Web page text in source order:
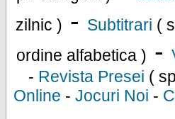
zilnic ) - Subtitrari (
ordine alfabetica ) -
- Revista Presei (
Online - Jocuri Noi -